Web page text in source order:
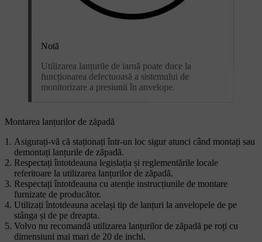
Notă
Utilizarea lanțurile de iarnă poate duce la
funcționarea defectuoasă a sistemului de
monitorizare a presiunii în anvelope.
Montarea lanțurilor de zăpadă
Asigurați-vă că staționați într-un loc sigur atunci când montați sau
demontați lanțurile de zăpadă.
Respectați întotdeauna legislația și reglementările locale
referitoare la utilizarea lanțurilor de zăpadă.
Respectați întotdeauna cu atenție instrucțiunile de montare
furnizate de producător.
Utilizați întotdeauna același tip de lanțuri la anvelopele de pe
stânga și de pe dreapta.
Volvo nu recomandă utilizarea lanțurilor de zăpadă pe roți cu
dimensiuni mai mari de 20 de inchi.